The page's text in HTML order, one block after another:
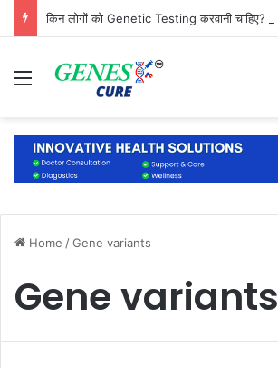
Menu
Home /Gene variants
Gene variants